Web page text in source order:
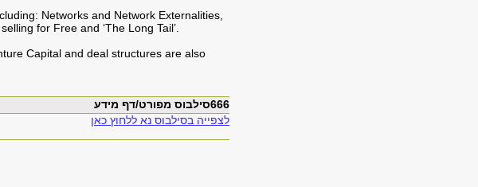
Networks and Network Externalities,
for Free and ‘The Long Tail’.
Capital and deal structures are also
666סילבוס מפורט/דף מידע
לצפייה בסילבוס נא ללחוץ כאן